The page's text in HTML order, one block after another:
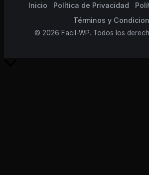
Inicio Política de Privacidad
Términos y
© 2026 Facil-WP. Todos los